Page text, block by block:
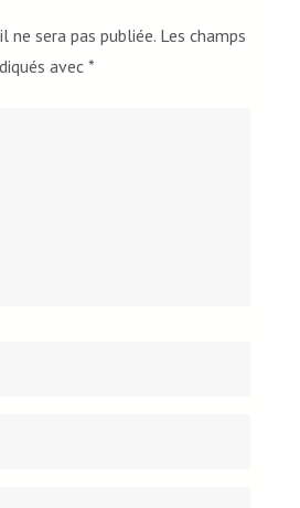
ne sera pas publiée. Les champs
avec *